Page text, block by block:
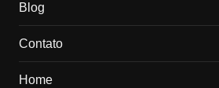
Blog
Contato
Home